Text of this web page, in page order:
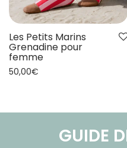
Les Petits Marins
Grenadine pour
femme
50,00€
GUIDE